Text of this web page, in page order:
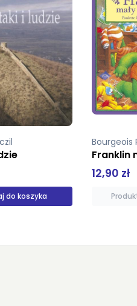
do koszyka
Bourgeois
12,90 zł